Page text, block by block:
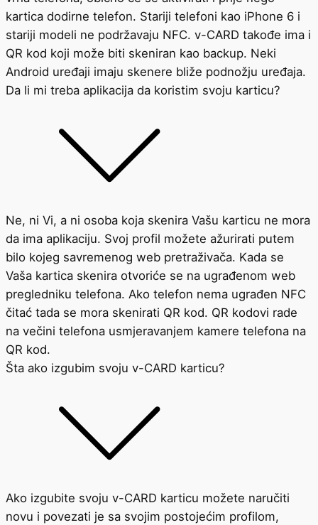
kartica dodirne telefon. Stariji telefoni kao iPhone 6 i
stariji modeli ne podržavaju NFC. v-CARD takođe ima i
QR kod koji može biti skeniran kao backup. Neki
Android uređaji imaju skenere bliže podnožju uređaja.
Da li mi treba aplikacija da koristim svoju karticu?
Ne, ni Vi, a ni osoba koja skenira Vašu karticu ne mora
da ima aplikaciju. Svoj profil možete ažurirati putem
bilo kojeg savremenog web pretraživača. Kada se
Vaša kartica skenira otvoriće se na ugrađenom web
pregledniku telefona. Ako telefon nema ugrađen NFC
čitać tada se mora skenirati QR kod. QR kodovi rade
na večini telefona usmjeravanjem kamere telefona na
QR kod.
Šta ako izgubim svoju v-CARD karticu?
Ako izgubite svoju v-CARD karticu možete naručiti
novu i povezati je sa svojim postojećim profilom,